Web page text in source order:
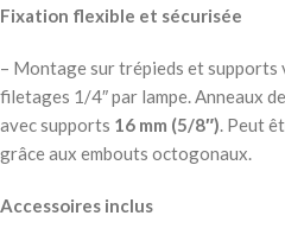
Fixation flexible et sécurisée
– Montage sur trépieds et supports
filetages 1/4″ par lampe. Anneaux
avec supports 16 mm (5/8″). Peut
grâce aux embouts octogonaux.
Accessoires inclus